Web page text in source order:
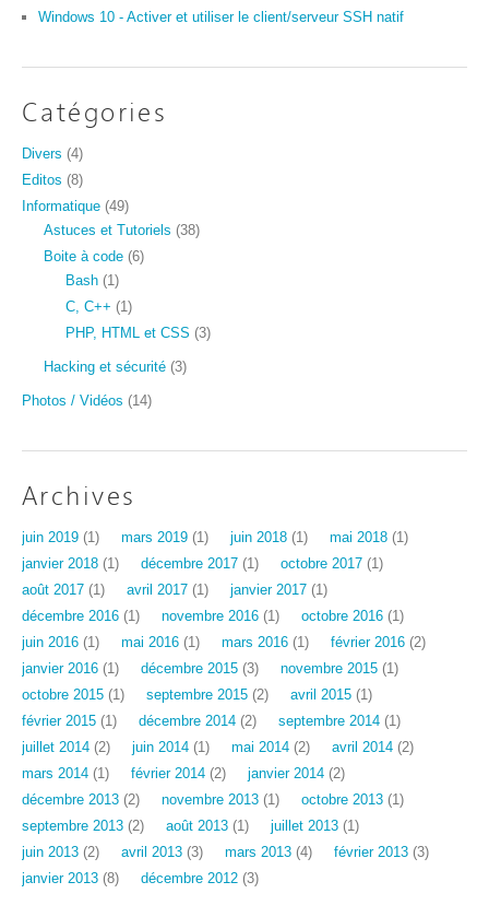
Windows 10 - Activer et utiliser le client/serveur SSH natif
Catégories
Divers (4)
Editos (8)
Informatique (49)
Astuces et Tutoriels (38)
Boite à code (6)
Bash (1)
C, C++ (1)
PHP, HTML et CSS (3)
Hacking et sécurité (3)
Photos / Vidéos (14)
Archives
juin 2019 (1) mars 2019 (1) juin 2018 (1) mai 2018 (1)
janvier 2018 (1) décembre 2017 (1) octobre 2017 (1)
août 2017 (1) avril 2017 (1) janvier 2017 (1)
décembre 2016 (1) novembre 2016 (1) octobre 2016 (1)
juin 2016 (1) mai 2016 (1) mars 2016 (1) février 2016 (2)
janvier 2016 (1) décembre 2015 (3) novembre 2015 (1)
octobre 2015 (1) septembre 2015 (2) avril 2015 (1)
février 2015 (1) décembre 2014 (2) septembre 2014 (1)
juillet 2014 (2) juin 2014 (1) mai 2014 (2) avril 2014 (2)
mars 2014 (1) février 2014 (2) janvier 2014 (2)
décembre 2013 (2) novembre 2013 (1) octobre 2013 (1)
septembre 2013 (2) août 2013 (1) juillet 2013 (1)
juin 2013 (2) avril 2013 (3) mars 2013 (4) février 2013 (3)
janvier 2013 (8) décembre 2012 (3)